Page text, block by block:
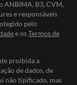
ANBIMA, B3, CVM,
e responsáveis
pelo
e osTermos de
proibida a
de dados, de
não tipificado, mas